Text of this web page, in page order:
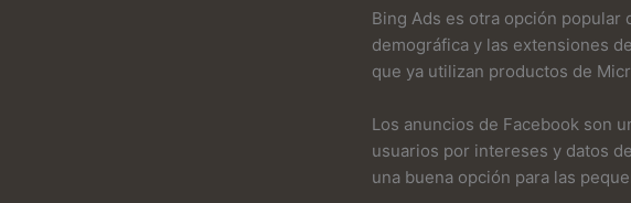
Bing Ads es otra opción popular
demográfica y las extensiones
que ya utilizan productos de
Los anuncios de Facebook son
usuarios por intereses y datos
una buena opción para las